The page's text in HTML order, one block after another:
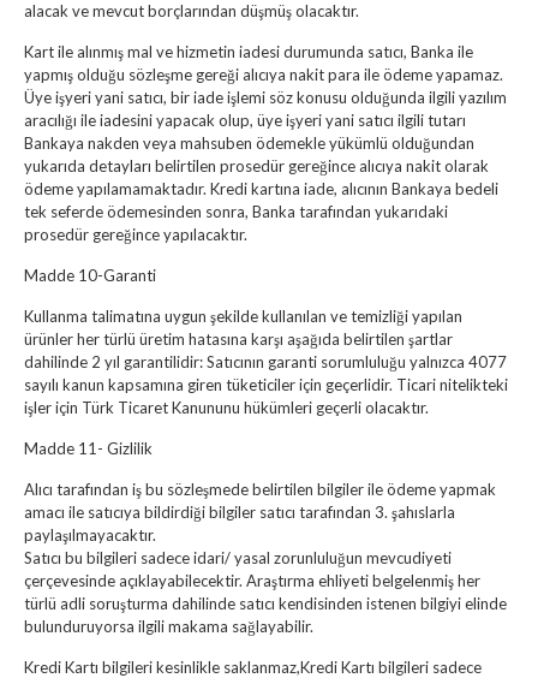
alacak ve mevcut borçlarından düşmüş olacaktır.
Kart ile alınmış mal ve hizmetin iadesi durumunda satıcı, Banka ile
yapmış olduğu sözleşme gereği alıcıya nakit para ile ödeme yapamaz.
Üye işyeri yani satıcı, bir iade işlemi söz konusu olduğunda ilgili yazılım
aracılığı ile iadesini yapacak olup, üye işyeri yani satıcı ilgili tutarı
Bankaya nakden veya mahsuben ödemekle yükümlü olduğundan
yukarıda detayları belirtilen prosedür gereğince alıcıya nakit olarak
ödeme yapılamamaktadır. Kredi kartına iade, alıcının Bankaya bedeli
tek seferde ödemesinden sonra, Banka tarafından yukarıdaki
prosedür gereğince yapılacaktır.
Madde 10-Garanti
Kullanma talimatına uygun şekilde kullanılan ve temizliği yapılan
ürünler her türlü üretim hatasına karşı aşağıda belirtilen şartlar
dahilinde 2 yıl garantilidir: Satıcının garanti sorumluluğu yalnızca 4077
sayılı kanun kapsamına giren tüketiciler için geçerlidir. Ticari nitelikteki
işler için Türk Ticaret Kanununu hükümleri geçerli olacaktır.
Madde 11- Gizlilik
Alıcı tarafından iş bu sözleşmede belirtilen bilgiler ile ödeme yapmak
amacı ile satıcıya bildirdiği bilgiler satıcı tarafından 3. şahıslarla
paylaşılmayacaktır.
Satıcı bu bilgileri sadece idari/ yasal zorunluluğun mevcudiyeti
çerçevesinde açıklayabilecektir. Araştırma ehliyeti belgelenmiş her
türlü adli soruşturma dahilinde satıcı kendisinden istenen bilgiyi elinde
bulunduruyorsa ilgili makama sağlayabilir.
Kredi Kartı bilgileri kesinlikle saklanmaz,Kredi Kartı bilgileri sadece